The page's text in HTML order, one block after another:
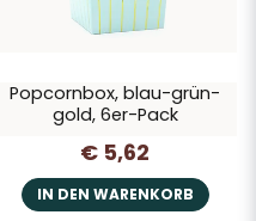
Popcornbox, blau-grün-
gold, 6er-Pack
€ 5,62
IN DEN WARENKORB